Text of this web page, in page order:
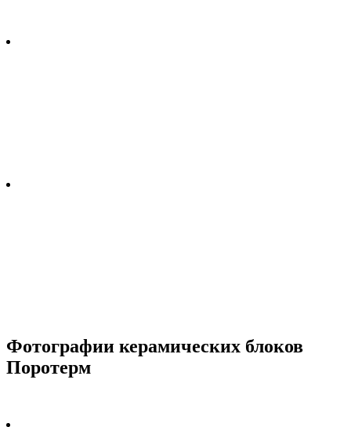
Фотографии керамических блоков
Поротерм